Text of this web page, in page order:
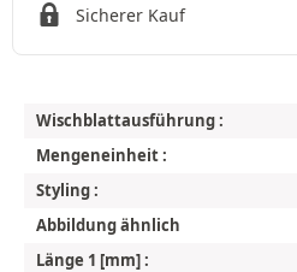
Sicherer Kauf
Wischblattausführung :
Mengeneinheit :
Styling :
Abbildung ähnlich
Länge 1 [mm] :